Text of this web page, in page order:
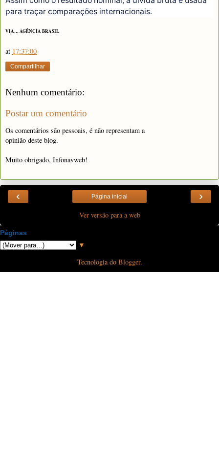
para traçar comparações internacionais.
VIA… AGÊNCIA BRASIL
at 17:37:00
Compartilhar
Nenhum comentário:
Postar um comentário
Os comentários são pessoais, é não representam a
opinião deste blog.
Muito obrigado, Infonavweb!
‹ ›
Página inicial
Ver versão para a web
Páginas
▼
Tecnologia do Blogger.